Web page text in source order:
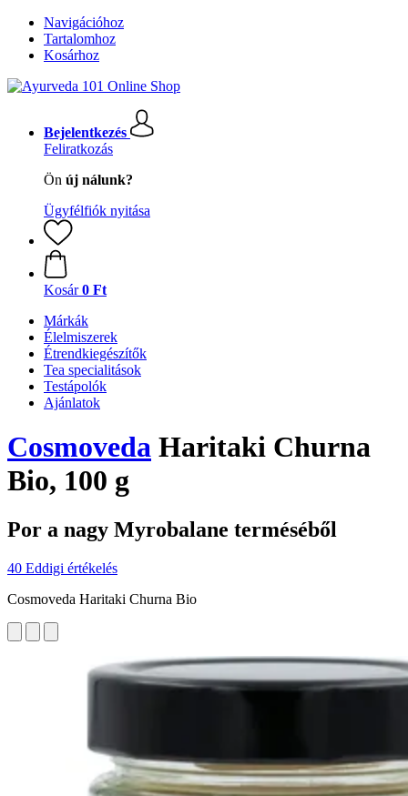
Navigációhoz
Tartalomhoz
Kosárhoz
Bejelentkezés
Feliratkozás
Ön új nálunk?
Ügyfélfiók nyitása
Kosár 0 Ft
Márkák
Élelmiszerek
Étrendkiegészítők
Tea specialitások
Testápolók
Ajánlatok
Cosmoveda Haritaki Churna
Bio, 100 g
Por a nagy Myrobalane terméséből
40 Eddigi értékelés
Cosmoveda Haritaki Churna Bio